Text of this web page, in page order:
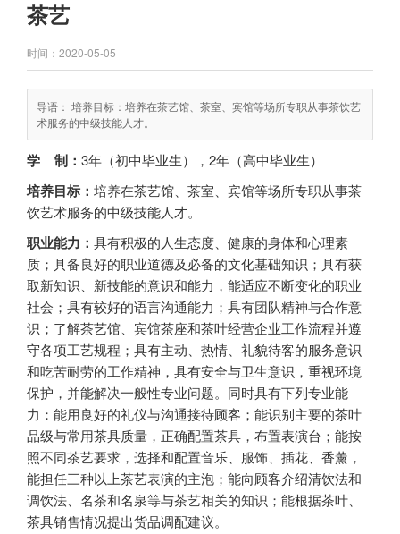
茶艺
时间：2020-05-05
导语： 培养目标：培养在茶艺馆、茶室、宾馆等场所专职从事茶饮艺
术服务的中级技能人才。
学 制： 3年（初中毕业生），2年（高中毕业生）
培养目标： 培养在茶艺馆、茶室、宾馆等场所专职从事茶
饮艺术服务的中级技能人才。
职业能力： 具有积极的人生态度、健康的身体和心理素
质；具备良好的职业道德及必备的文化基础知识；具有获
取新知识、新技能的意识和能力，能适应不断变化的职业
社会；具有较好的语言沟通能力；具有团队精神与合作意
识；了解茶艺馆、宾馆茶座和茶叶经营企业工作流程并遵
守各项工艺规程；具有主动、热情、礼貌待客的服务意识
和吃苦耐劳的工作精神，具有安全与卫生意识，重视环境
保护，并能解决一般性专业问题。同时具有下列专业能
力：能用良好的礼仪与沟通接待顾客；能识别主要的茶叶
品级与常用茶具质量，正确配置茶具，布置表演台；能按
照不同茶艺要求，选择和配置音乐、服饰、插花、香薰，
能担任三种以上茶艺表演的主泡；能向顾客介绍清饮法和
调饮法、名茶和名泉等与茶艺相关的知识；能根据茶叶、
茶具销售情况提出货品调配建议。